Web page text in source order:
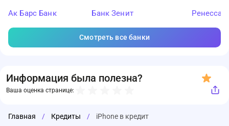
Ак Барс Банк
Банк Зенит
Смотреть все банки
Информация была полезна?
Ваша оценка странице:
Главная / Кредиты / iPhone в кредит